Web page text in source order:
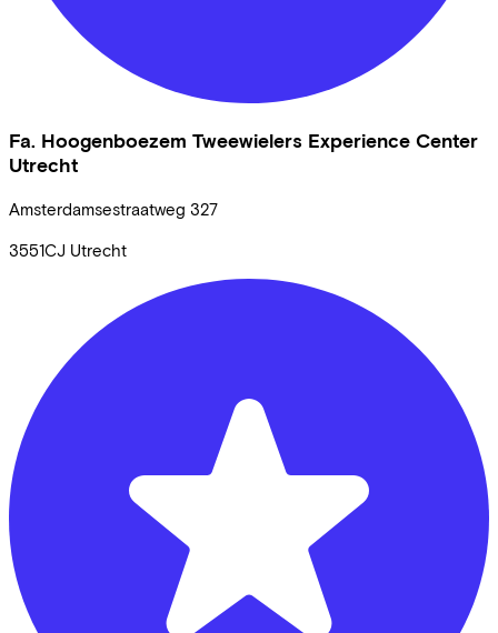
Fa. Hoogenboezem Tweewielers Experience Center
Utrecht
Amsterdamsestraatweg 327
3551CJ Utrecht